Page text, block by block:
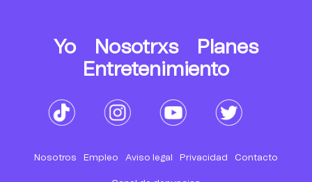
Yo Nosotrxs
Planes
Entretenimiento
Nosotros Empleo Aviso legal Privacidad Contacto